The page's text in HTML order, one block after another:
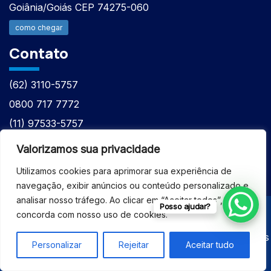
Valorizamos sua privacidade
Utilizamos cookies para aprimorar sua experiência de
navegação, exibir anúncios ou conteúdo personalizado e
analisar nosso tráfego. Ao clicar em “Aceitar todos”, você
concorda com nosso uso de cookies.
Personalizar Rejeitar Aceitar tudo
Goiânia/Goiás CEP 74275-060
como chegar
Contato
(62) 3110-5757
0800 717 7772
(11) 97533-5757
(62) 98610-7777
© 2026 - ASSISTÊNCIA TÉCNICA ESPECIALIZADA
EQUIPAMENTOS BRUKER - Todos os direitos reservados
Posso ajudar?